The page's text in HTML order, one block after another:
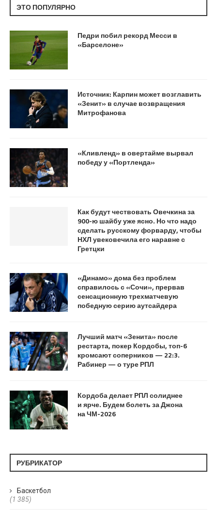
ЭТО ПОПУЛЯРНО
Педри побил рекорд Месси в
«Барселоне»
Источник: Карпин может возглавить
«Зенит» в случае возвращения
Митрофанова
«Кливленд» в овертайме вырвал
победу у «Портленда»
Как будут чествовать Овечкина за
900-ю шайбу уже ясно. Но что надо
сделать русскому форварду, чтобы
НХЛ увековечила его наравне с
Гретцки
«Динамо» дома без проблем
справилось с «Сочи», прервав
сенсационную трехматчевую
победную серию аутсайдера
Лучший матч «Зенита» после
рестарта, покер Кордобы, топ-6
кромсают соперников — 22:3.
Рабинер — о туре РПЛ
Кордоба делает РПЛ солиднее
и ярче. Будем болеть за Джона
на ЧМ-2026
РУБРИКАТОР
Баскетбол
(1 385)